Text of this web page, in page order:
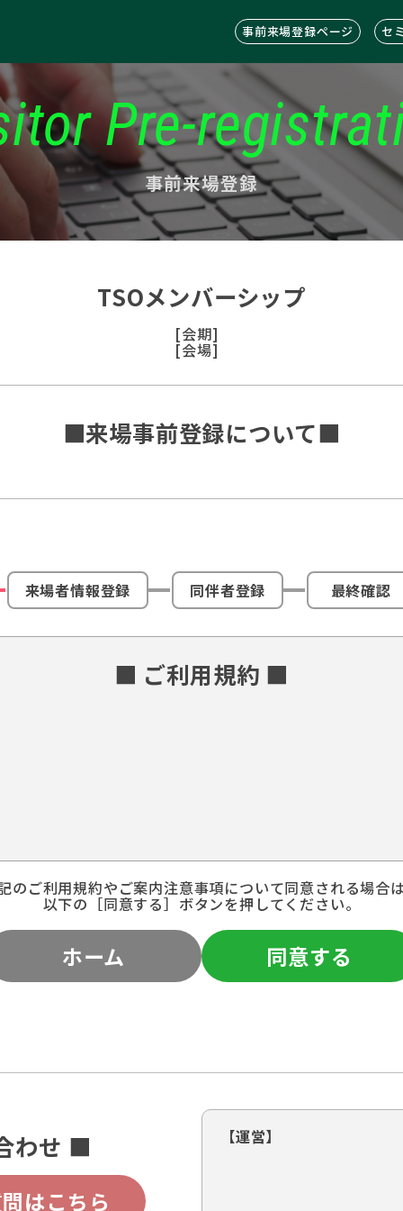
事前来場登録ページ セ
Pre-
事前来場登録
TSOメンバーシップ
[会期]
[会場]
■来場事前登録について■
来場者情報登録 同伴者登録 最終確認
■ ご利用規約 ■
のご利用規約やご案内注意事項について同意される場合
以下の［同意する］ボタンを押してください。
ホーム 同意する
わせ ■
はこちら
【運営】